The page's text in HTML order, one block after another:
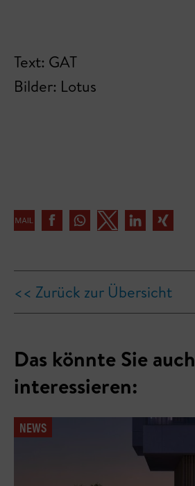
Text: GAT
Bilder: Lotus
<< Zurück zur Übersicht
Das könnte Sie auch
interessieren:
NEWS